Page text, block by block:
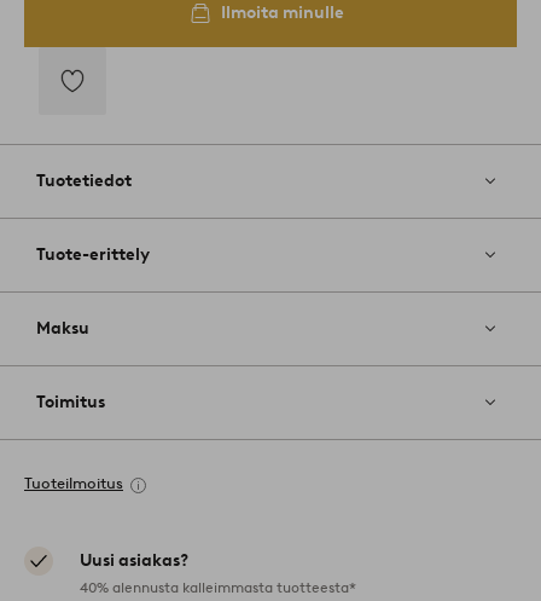
Ilmoita minulle
suosikkeihin
Tuotetiedot
Tuote-erittely
Maksu
Toimitus
Tuoteilmoitus
Uusi asiakas?
40% alennusta kalleimmasta tuotteesta*